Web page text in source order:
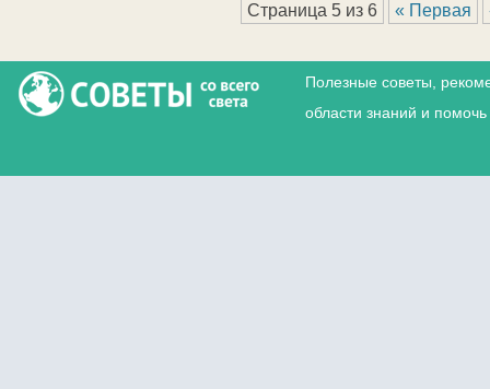
Страница 5 из 6 « Первая
Полезные советы,
области знаний и